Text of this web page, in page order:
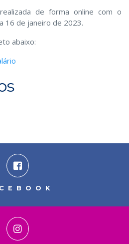
de forma online com o
16 de janeiro de 2023.
abaixo: